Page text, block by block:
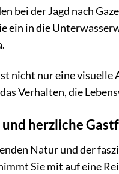
bei der Jagd nach
ein in die
nicht nur eine visuelle
Verhalten, die
herzliche
Natur und der
Sie mit auf eine